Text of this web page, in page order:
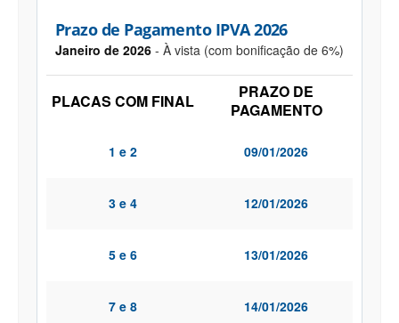
Prazo de Pagamento IPVA 2026
Janeiro de 2026 - À vista (com bonificação de 6%)
PLACAS COM FINAL
PRAZO DE
PAGAMENTO
1 e 2 09/01/2026
3 e 4 12/01/2026
5 e 6 13/01/2026
7 e 8 14/01/2026